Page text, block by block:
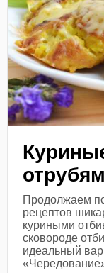
Продолжаем
рецептов
куриными
сковороде
идеальный